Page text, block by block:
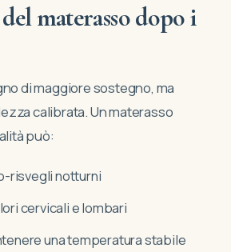
materasso dopo i
di maggiore sostegno, ma
calibrata. Un materasso
può:
risvegli notturni
cervicali e lombari
una temperatura stabile